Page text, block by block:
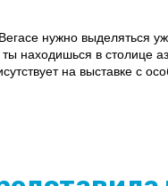
нужно выделяться
находишься в столице
на выставке с